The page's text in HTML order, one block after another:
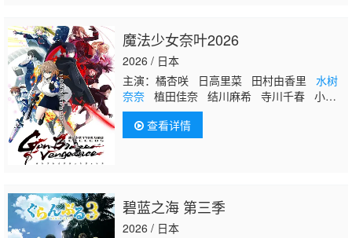
魔法少女奈叶2026
2026 / 日本
主演：橘杏咲 日高里菜 田村由香里 水树
奈奈植田佳奈 结川麻希 寺川千春 小林
爱香 伊藤彩沙 青木阳菜 绪方佑奈 佐藤
聴成 野上尤加奈 上坂堇
查看详情
碧蓝之海 第三季
2026 / 日本